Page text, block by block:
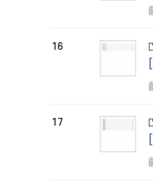
16
17